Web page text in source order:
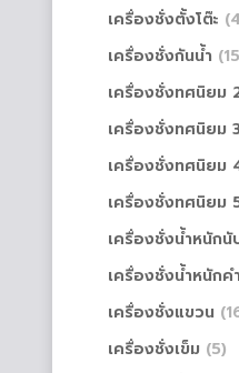
เครื่องชั่งตั้งโต๊ะ
เครื่องชั่งกันน้ำ
เครื่องชั่งทศนิยม
เครื่องชั่งทศนิยม
เครื่องชั่งทศนิยม
เครื่องชั่งทศนิยม
เครื่องชั่งน้ำหนักนั
เครื่องชั่งน้ำหนัก
เครื่องชั่งแขวน
เครื่องชั่งเข็ม (5)